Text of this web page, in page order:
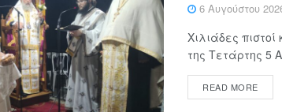
6 Αυγούστου
Χιλιάδες
της Τετάρτης 5
READ MORE